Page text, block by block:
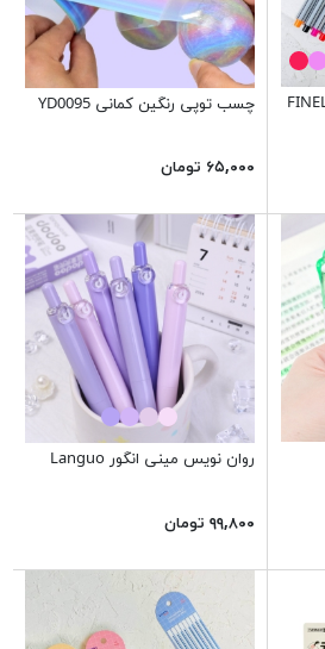
چسب توپی رنگین کمانی YD0095
۶۵,۰۰۰ تومان
روان نویس مینی انگور Languo
۹۹,۸۰۰ تومان